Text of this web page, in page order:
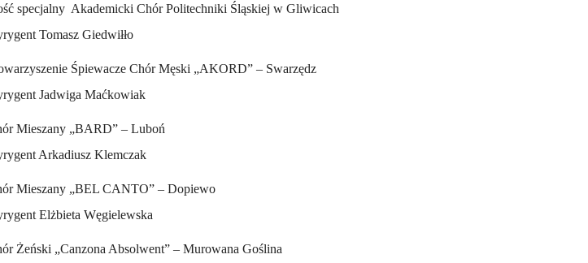
specjalny Akademicki Chór Politechniki Śląskiej w Gliwicach
Tomasz Giedwiłło
Śpiewacze Chór Męski „AKORD” – Swarzędz
Jadwiga Maćkowiak
Mieszany „BARD” – Luboń
Arkadiusz Klemczak
Mieszany „BEL CANTO” – Dopiewo
Elżbieta Węgielewska
Żeński „Canzona Absolwent” – Murowana Goślina